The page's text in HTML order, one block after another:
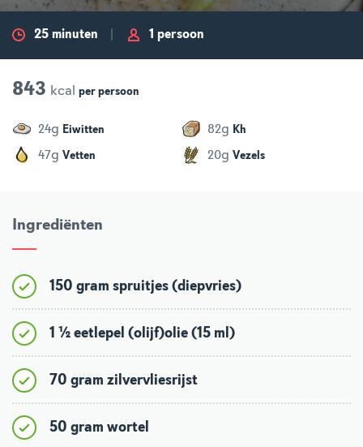
25 minuten 1 persoon
843 kcal per persoon
24g Eiwitten 82g Kh
47g Vetten 20g Vezels
Ingrediënten
150 gram spruitjes (diepvries)
1 ½ eetlepel (olijf)olie (15 ml)
70 gram zilvervliesrijst
50 gram wortel